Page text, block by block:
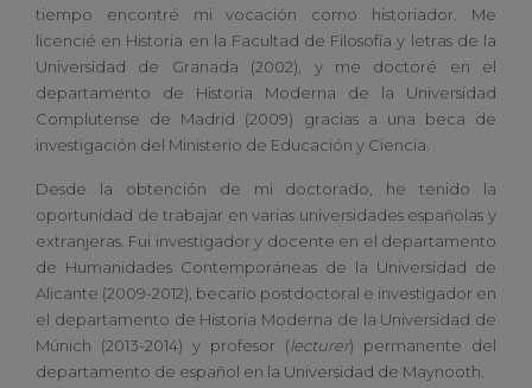
tiempo encontré mi vocación como historiador. Me
licencié en Historia en la Facultad de Filosofía y letras de la
Universidad de Granada (2002), y me doctoré en el
departamento de Historia Moderna de la Universidad
Complutense de Madrid (2009) gracias a una beca de
investigación del Ministerio de Educación y Ciencia.
Desde la obtención de mi doctorado, he tenido la
oportunidad de trabajar en varias universidades españolas y
extranjeras. Fui investigador y docente en el departamento
de Humanidades Contemporáneas de la Universidad de
Alicante (2009-2012), becario postdoctoral e investigador en
el departamento de Historia Moderna de la Universidad de
Múnich (2013-2014) y profesor (lecturer) permanente del
departamento de español en la Universidad de Maynooth.